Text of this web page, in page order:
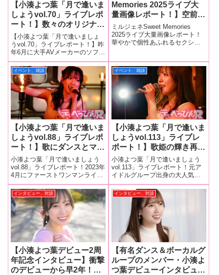
【小湊よつ葉「月で逢いま
しょうvol.70」ライブレポ
ート！】数々のオリジナル
楽曲を発表している小湊よ
つ葉が満を持して生バンド
ライブに登場！ ファンと
一体となり初ソロライブを
成功させる！
【小湊よつ葉「月で逢いましょ
うvol.70」ライブレポート！】昨
年6月に大手AVメーカーのソフ
ト・オン・デマンドから衝撃の
デビューを果たし話題をさらっ
た小湊よつ葉ちゃんが、ついに
ミルキーポップジェネレーショ
ン（以下、ミルジェネ）のライ
ブに出
Memories 2025ライブ大
量画像レポート！】空前絶
後のビッグライブが今年も
開催！ 人気セクシー女
優・タレントがステージで
げる！
ミルジェネSweet Memories
2025ライブ大量画像レポート！
華やかで個性あふれるセクシー
ポップジェネレーション」（以
下「ミルジェネ」）が、大規模
ライブイベント「ミルジェネS
イベント、雑談
【小湊よつ葉「月で逢いま
しょうvol.88」ライブレポ
ート！】歌にダンスとマル
チな才能を見せつけファン
を圧倒！ 謎の「春」コー
ル＆レスポンスも飛び出し
意外な姿も披露！
小湊よつ葉「月で逢いましょう
vol.88」ライブレポート！2023年
4月にファーストワンマンライ
ブ、同年11月にセカンドワンマ
ンライブを開催した小湊よつ葉
ちゃん。快進撃を続けるよつ葉
ちゃんが、3月12日に早くもサー
ドワンマンライブ「月で逢い
イベント、雑談
【小湊よつ葉「月で逢いま
しょうvol.113」ライブレ
ポート！】歌姫の輝き再
び！ 心を震わせたワンマ
ンライブ！ 80年代名曲
とオリジナル曲が彩る感動
と一体感のステージ！
小湊よつ葉「月で逢いましょう
vol.113」ライブレポート！元ア
イドルグループ出身の大人気セ
クシー女優・小湊よつ葉ちゃん
が、1年ぶり、4回目のワンマン
ライブ「月で逢いましょう
vol.113」を東京・三軒茶屋グレ
ープフルーツムーンで3月4日に
インタビュー、対談
【小湊よつ葉デビュー2周
年記念インタビュー】衝撃
のデビューから早2年！
インタビュー、対談
【有名ダンス＆ボーカルグ
ループのメンバー・小湊よ
つ葉デビューインタビュ